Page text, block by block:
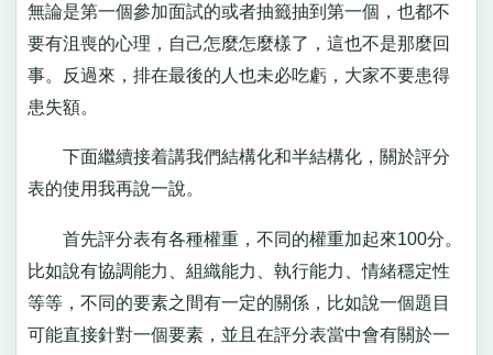
無論是第一個參加面試的或者抽籤抽到第一個，也都不
要有沮喪的心理，自己怎麼怎麼樣了，這也不是那麼回
事。反過來，排在最後的人也未必吃虧，大家不要患得
患失額。
下面繼續接着講我們結構化和半結構化，關於評分
表的使用我再說一說。
首先評分表有各種權重，不同的權重加起來100分。
比如說有協調能力、組織能力、執行能力、情緒穩定性
等等，不同的要素之間有一定的關係，比如說一個題目
可能直接針對一個要素，並且在評分表當中會有關於一